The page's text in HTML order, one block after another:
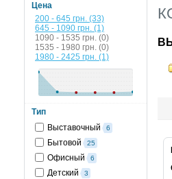
Цена
200 - 645 грн. (33)
645 - 1090 грн. (1)
1090 - 1535 грн. (0)
1535 - 1980 грн. (0)
1980 - 2425 грн. (1)
Тип
Выставочный
6
Бытовой 25
Офисный 6
Детский 3